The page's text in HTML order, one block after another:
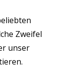
Zweifel
unser